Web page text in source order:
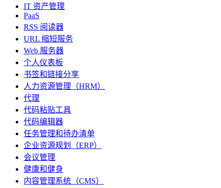
IT 资产管理
PaaS
RSS 阅读器
URL 缩短服务
Web 服务器
个人仪表板
书签和链接分享
人力资源管理（HRM）
代理
代码粘贴工具
代码编辑器
任务管理和待办清单
企业资源规划（ERP）
会议管理
健康和健身
内容管理系统（CMS）